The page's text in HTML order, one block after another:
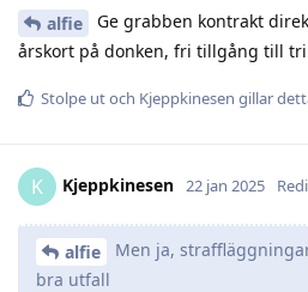
alfie
Ge grabben kontrakt
årskort på donken, fri tillgång till
Stolpe utoch Kjeppkinesen gillar
K Kjeppkinesen 22 jan 2025
alfie
Men ja,
bra utfall